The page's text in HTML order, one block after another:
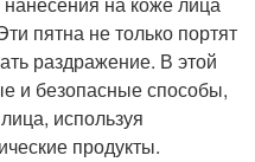
пятна не только портят
раздражение. В этой
и безопасные способы,
используя
продукты.